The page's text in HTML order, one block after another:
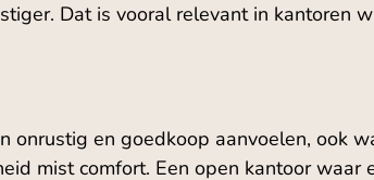
Dat is vooral relevant in kantoren
onrustig en goedkoop aanvoelen, ook
mist comfort. Een open kantoor waar